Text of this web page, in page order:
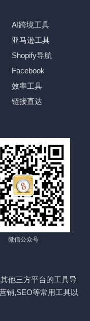
AI跨境工具
亚马逊工具
Shopify导航
Facebook
效率工具
链接直达
微信公众号
他三方平台的工具导
销,SEO等常用工具以